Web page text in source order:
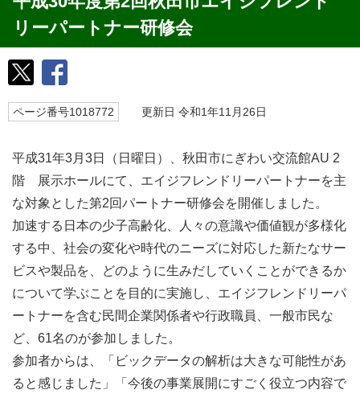
リーパートナー研修会
ページ番号1018772 更新日 令和1年11月26日
平成31年3月3日（日曜日）、秋田市にぎわい交流館AU 2
階 展示ホールにて、エイジフレンドリーパートナーを主
な対象とした第2回パートナー研修会を開催しました。
加速する日本の少子高齢化、人々の意識や価値観が多様化
する中、社会の変化や時代のニーズに対応した新たなサー
ビスや製品を、どのように生みだしていくことができるか
について学ぶことを目的に実施し、エイジフレンドリーパ
ートナーを含む民間企業関係者や行政職員、一般市民な
ど、61名のが参加しました。
参加者からは、「ビックデータの解析は大きな可能性があ
ると感じました」「今後の事業展開にすごく役立つ内容で